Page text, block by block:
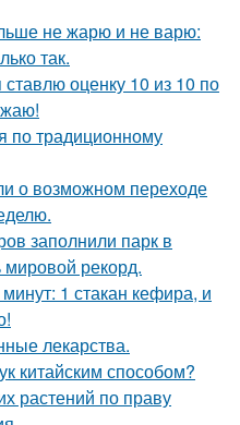
не жарю и не варю:
так.
оценку 10 из 10 по
по традиционному
о возможном переходе
заполнили парк в
мировой рекорд.
1 стакан кефира, и
лекарства.
китайским способом?
растений по праву